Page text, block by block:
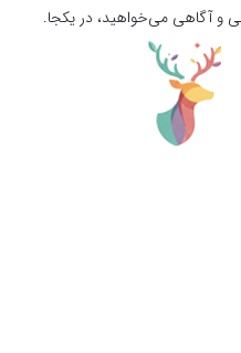
و آگاهی می‌خواهید، در یکجا.